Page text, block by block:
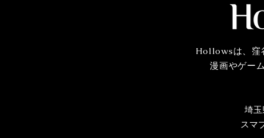
Hollowsは、窪
漫画やゲー
埼
スマ